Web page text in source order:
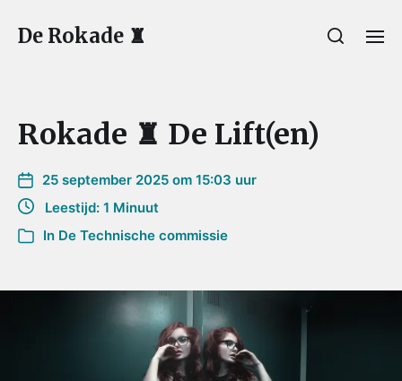
De Rokade ♜
Rokade ♜ De Lift(en)
25 september 2025 om 15:03 uur
Leestijd: 1 Minuut
In De Technische commissie